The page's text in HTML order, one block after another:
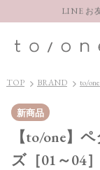
LINE お
LINE お
TOP BRAND to/one
新商品
【to/one】
ズ［01～04